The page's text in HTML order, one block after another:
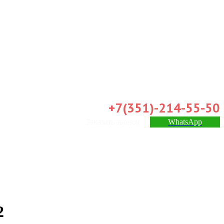
+7(351)-214-55-50
WhatsApp